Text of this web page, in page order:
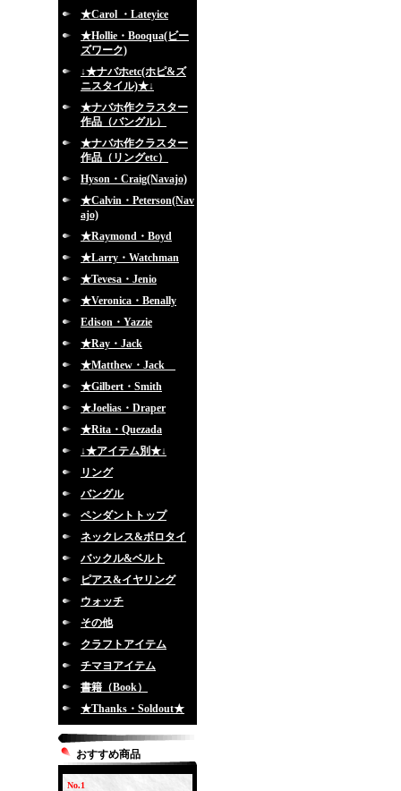
★Carol ・Lateyice
★Hollie・Booqua(ビー
ズワーク)
↓★ナバホetc(ホピ&ズ
ニスタイル)★↓
★ナバホ作クラスター
作品（バングル）
★ナバホ作クラスター
作品（リングetc）
Hyson・Craig(Navajo)
★Calvin・Peterson(Nav
ajo)
★Raymond・Boyd
★Larry・Watchman
★Tevesa・Jenio
★Veronica・Benally
Edison・Yazzie
★Ray・Jack
★Matthew・Jack
★Gilbert・Smith
★Joelias・Draper
★Rita・Quezada
↓★アイテム別★↓
リング
バングル
ペンダントトップ
ネックレス&ボロタイ
バックル&ベルト
ピアス&イヤリング
ウォッチ
その他
クラフトアイテム
チマヨアイテム
書籍（Book）
★Thanks・Soldout★
おすすめ商品
No.1